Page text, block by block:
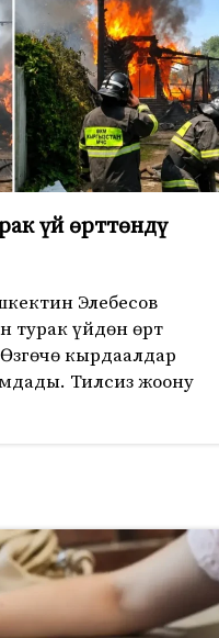
үй өрттөндү
Элебесов
турак үйдөн өрт
кырдаалдар
Тилсиз жоону